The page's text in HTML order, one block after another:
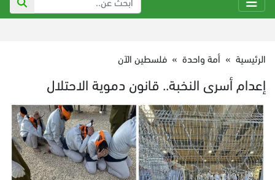
الرئيسية » أمة واحدة » فلسطين الآن
إعدام أسرى النخبة.. قانون دموية الاحتلال